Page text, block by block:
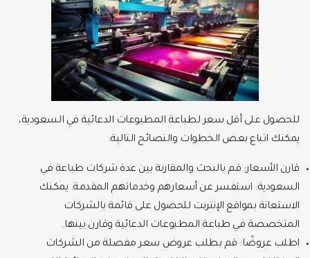
للحصول على أقل سعر لطباعة المطبوعات الدعائية في السعودية،
يمكنك اتباع بعض الخطوات والنصائح التالية:
قارن الأسعار: قم بالبحث والمقارنة بين عدة شركات طباعة في
السعودية. استفسر عن أسعارهم وخدماتهم المقدمة. يمكنك
الاستعانة بمواقع الإنترنت للحصول على قائمة بالشركات
المتخصصة في طباعة المطبوعات الدعائية وقارن بينها.
اطلب عروضًا: قم بطلب عروض سعر مفصلة من الشركات